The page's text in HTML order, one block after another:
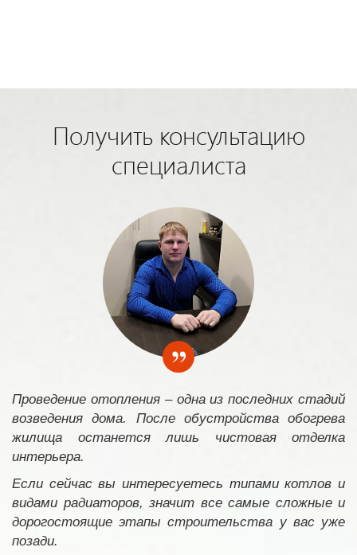
Получить консультацию
специалиста
Проведение отопления – одна из последних стадий
возведения дома. После обустройства обогрева
жилища останется лишь чистовая отделка
интерьера.
Если сейчас вы интересуетесь типами котлов и
видами радиаторов, значит все самые сложные и
дорогостоящие этапы строительства у вас уже
позади.